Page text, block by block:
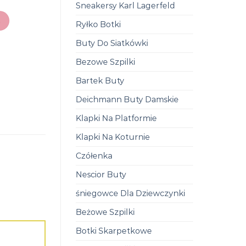
Sneakersy Karl Lagerfeld
Ryłko Botki
Buty Do Siatkówki
Bezowe Szpilki
Bartek Buty
Deichmann Buty Damskie
Klapki Na Platformie
Klapki Na Koturnie
Czółenka
Nescior Buty
śniegowce Dla Dziewczynki
Beżowe Szpilki
Botki Skarpetkowe